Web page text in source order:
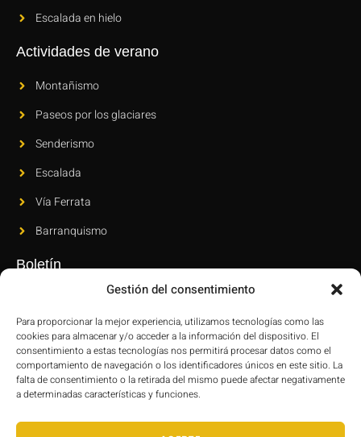
Gestión del consentimiento
Para proporcionar la mejor experiencia, utilizamos tecnologías como las
cookies para almacenar y/o acceder a la información del dispositivo. El
consentimiento a estas tecnologías nos permitirá procesar datos como el
comportamiento de navegación o los identificadores únicos en este sitio. La
falta de consentimiento o la retirada del mismo puede afectar negativamente
a determinadas características y funciones.
Escalada en hielo
Actividades de verano
Montañismo
Paseos por los glaciares
Senderismo
Escalada
Vía Ferrata
Barranquismo
Boletín
Suscríbase a nuestro boletín para conocer nuestras novedades y
últimas innovaciones.